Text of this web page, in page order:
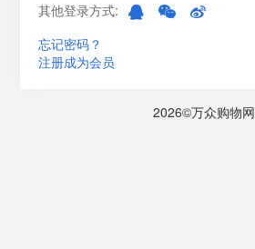
其他登录方式:
忘记密码？
注册成为会员
2026©万众购物网